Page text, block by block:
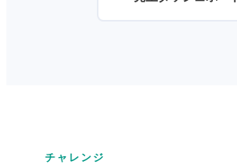
チャレンジ